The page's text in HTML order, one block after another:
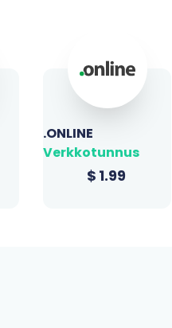
.BIZVerkkotunnus
$23.39